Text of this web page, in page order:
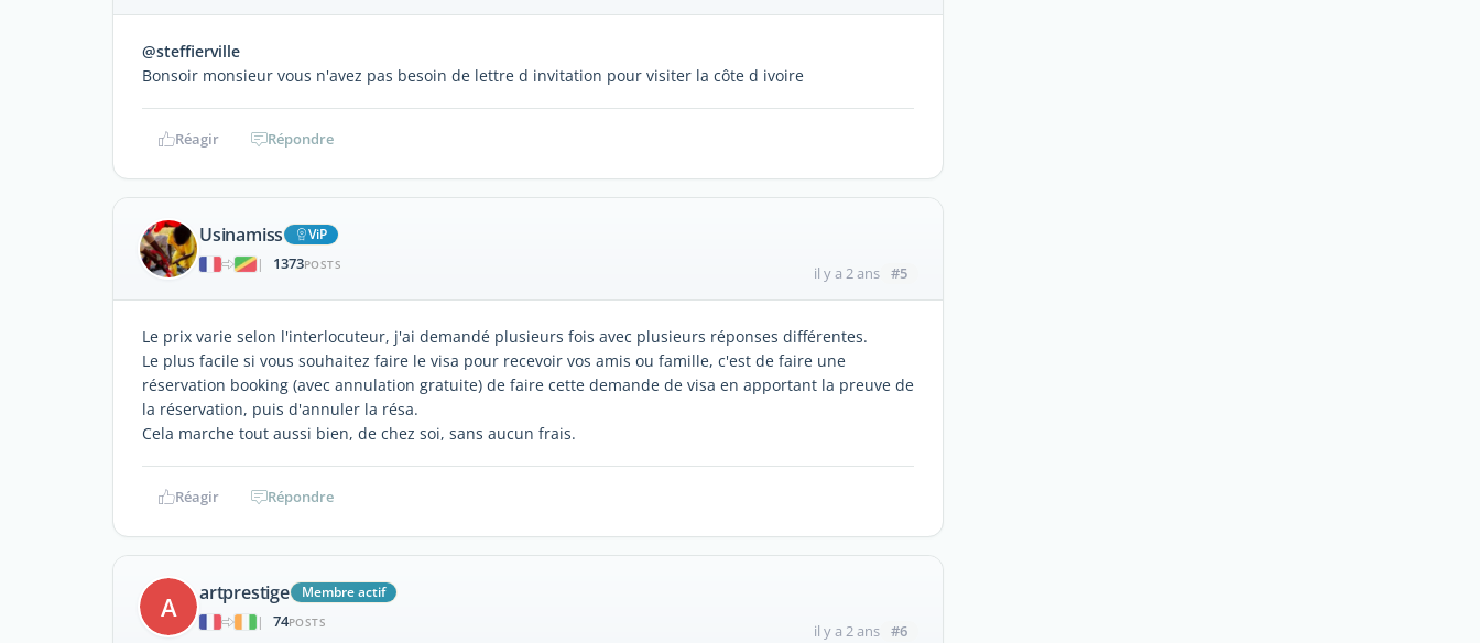
@steffierville
Bonsoir monsieur vous n'avez pas besoin de lettre d invitation pour visiter la côte d ivoire
Réagir Répondre
Usinamiss
ViP
|
1373POSTS il y a 2 ans #5
Le prix varie selon l'interlocuteur, j'ai demandé plusieurs fois avec plusieurs réponses différentes.
Le plus facile si vous souhaitez faire le visa pour recevoir vos amis ou famille, c'est de faire une
réservation booking (avec annulation gratuite) de faire cette demande de visa en apportant la preuve de
la réservation, puis d'annuler la résa.
Cela marche tout aussi bien, de chez soi, sans aucun frais.
Réagir Répondre
A artprestige
Membre actif
|
74POSTS il y a 2 ans #6